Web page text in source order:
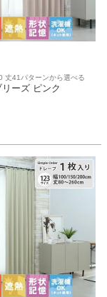
丈41パターンから選べる
ーズ ピンク